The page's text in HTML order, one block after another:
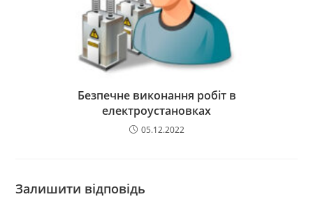
Безпечне виконання робіт в
електроустановках
05.12.2022
Залишити відповідь